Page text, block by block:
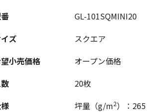
GL-101SQMINI20
ズ
スクエア
小売価格
オープン価格
20枚
坪量（g/m2）：265